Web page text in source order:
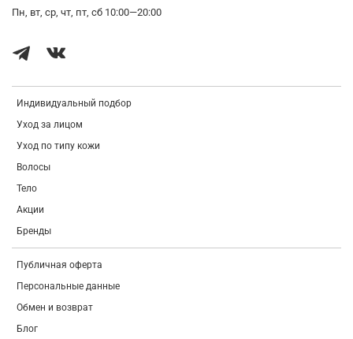
Индивидуальный подбор
Уход за лицом
Уход по типу кожи
Волосы
Тело
Акции
Бренды
Публичная оферта
Персональные данные
Обмен и возврат
Блог
Пн, вт, ср, чт, пт, сб 10:00—20:00